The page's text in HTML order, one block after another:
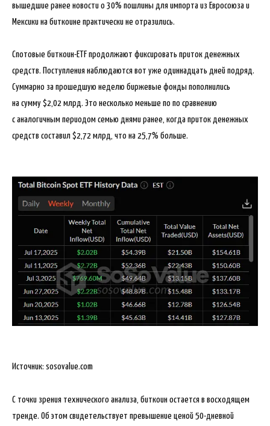
вышедшие ранее новости о 30% пошлины для импорта из Евросоюза и
Мексики на биткоине практически не отразились.
Спотовые биткоин-ETF продолжают фиксировать приток денежных
средств. Поступления наблюдаются вот уже одиннадцать дней подряд.
Суммарно за прошедшую неделю биржевые фонды пополнились
на сумму $2,02 млрд. Это несколько меньше по по сравнению
с аналогичным периодом семью днями ранее, когда приток денежных
средств составил $2,72 млрд, что на 25,7% больше.
Источник: sosovalue.com
С точки зрения технического анализа, биткоин остается в восходящем
тренде. Об этом свидетельствует превышение ценой 50-дневной